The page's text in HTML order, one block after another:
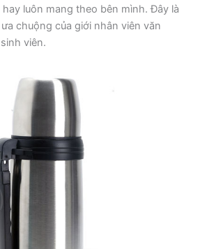
luôn mang theo bên mình. Đây là
chuộng của giới nhân viên văn
viên.